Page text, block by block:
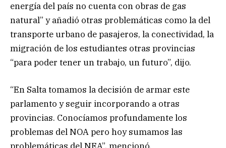
energía del país no cuenta con obras de gas
natural” y añadió otras problemáticas como la del
transporte urbano de pasajeros, la conectividad, la
migración de los estudiantes otras provincias
“para poder tener un trabajo, un futuro”, dijo.
“En Salta tomamos la decisión de armar este
parlamento y seguir incorporando a otras
provincias. Conocíamos profundamente los
problemas del NOA pero hoy sumamos las